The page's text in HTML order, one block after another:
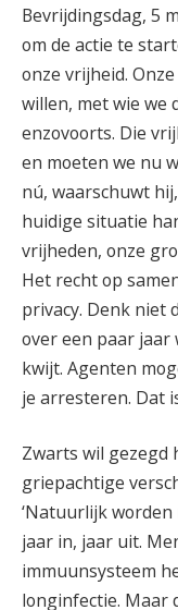
Bevrijdingsdag, 5
om de actie te
onze vrijheid.
willen, met wie we
enzovoorts. Die
en moeten we nu
nú, waarschuwt
huidige situatie
vrijheden, onze
Het recht op
privacy. Denk niet
over een paar
kwijt. Agenten
je arresteren. Dat
Zwarts wil gezegd
griepachtige
‘Natuurlijk worden
jaar in, jaar uit.
immuunsysteem
longinfectie. Maar